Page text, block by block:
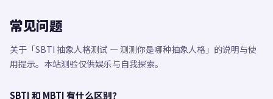
常见问题
关于「SBTI 抽象人格测试 — 测测你是哪种抽象人格」的说明与使
用提示。本站测验仅供娱乐与自我探索。
SBTI 和 MBTI 有什么区别？